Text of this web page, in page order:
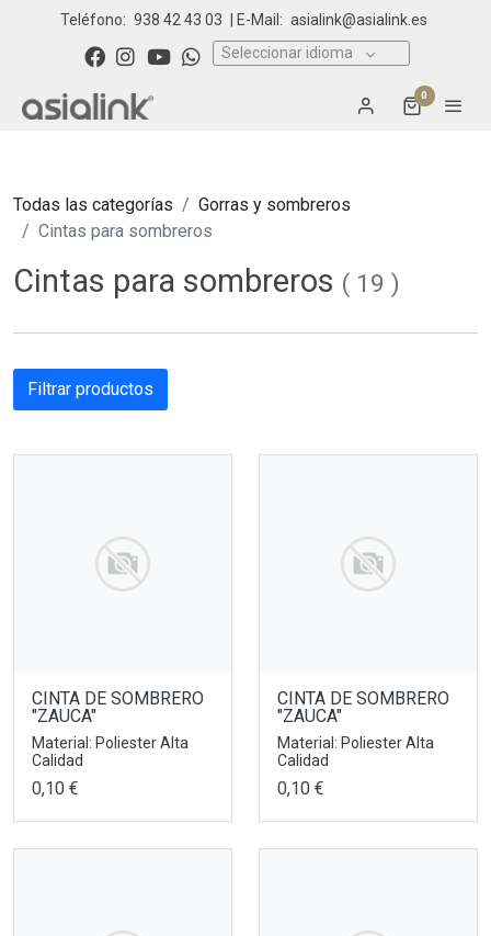
Teléfono: 938 42 43 03 | E-Mail: asialink@asialink.es
Seleccionar idioma
0
Todas las categorías
Gorras y sombreros
Cintas para sombreros
Cintas para sombreros ( 19 )
Filtrar productos
CINTA DE SOMBRERO
"ZAUCA"
Material: Poliester Alta
Calidad
0,10 €
CINTA DE SOMBRERO
"ZAUCA"
Material: Poliester Alta
Calidad
0,10 €